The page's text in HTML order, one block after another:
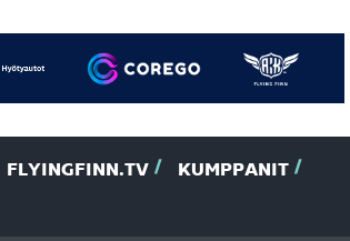
FLYINGFINN.TV
KUMPPANIT